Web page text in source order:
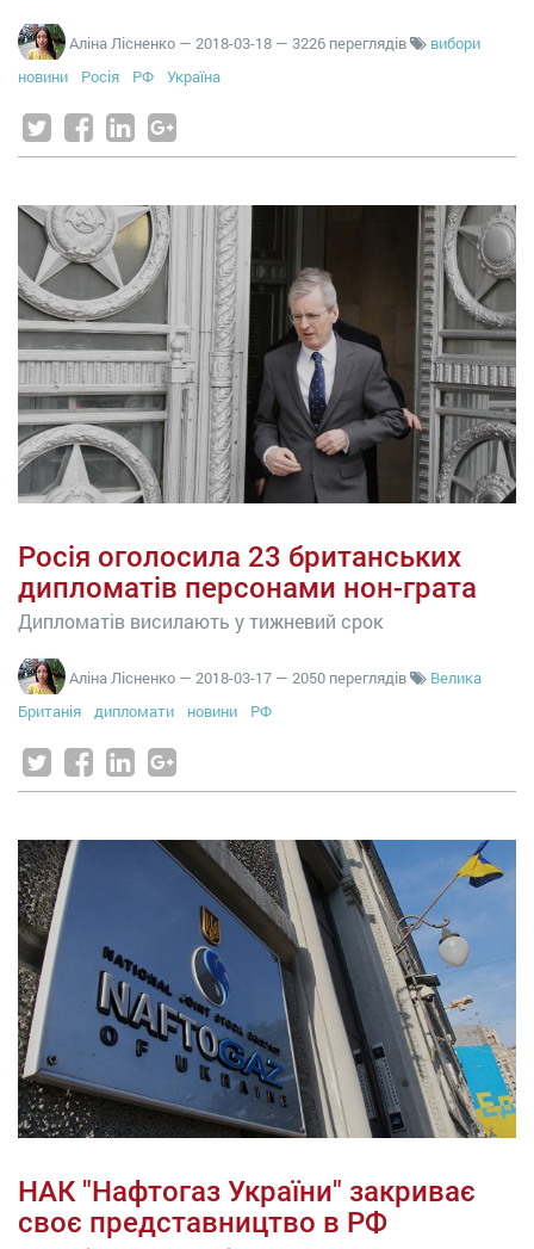
Аліна Лісненко — 2018-03-18 — 3226 переглядів
вибори
новини
Росія РФ Україна
Росія оголосила 23 британських
дипломатів персонами нон-грата
Дипломатів висилають у тижневий срок
Аліна Лісненко — 2018-03-17 — 2050 переглядів
Велика
Британія
дипломати новини РФ
НАК "Нафтогаз України" закриває
своє представництво в РФ